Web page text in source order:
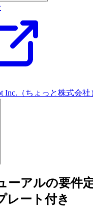
Inc.（ちょっと株式会社
ーアルの要件
レート付き